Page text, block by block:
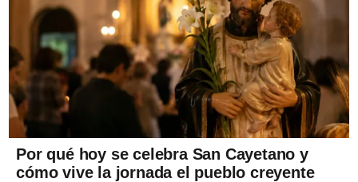
Por qué hoy se celebra San Cayetano y
cómo vive la jornada el pueblo creyente